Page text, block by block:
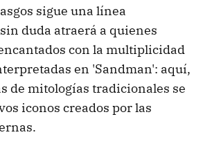
sigue una línea
duda atraerá a quienes
con la multiplicidad
en 'Sandman': aquí,
de mitologías tradicionales se
iconos creados por las